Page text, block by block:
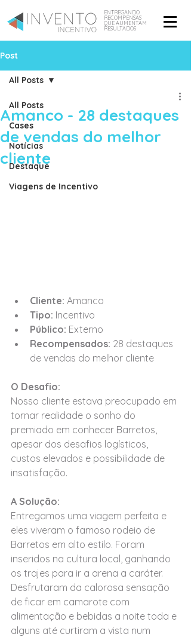
ENTREGANDO
RECOMPENSAS
QUE AUMENTAM
RESULTADOS
Post
All Posts
Cases
Notícias
Destaque
Viagens de Incentivo
All Posts
Amanco - 28 destaques
de vendas do melhor
cliente
Cliente: Amanco
Tipo: Incentivo
Público: Externo
Recompensados: 28 destaques
de vendas do melhor cliente
O Desafio:
Nosso cliente estava preocupado em
tornar realidade o sonho do
premiado em conhecer Barretos,
apesar dos desafios logísticos,
custos elevados e possibilidade de
insatisfação.
A Solução:
Entregamos uma viagem perfeita e
eles viveram o famoso rodeio de
Barretos em alto estilo. Foram
inseridos na cultura local, ganhando
os trajes para ir a arena a caráter.
Desfrutaram da calorosa sensação
de ficar em camarote com
alimentação e bebidas a noite toda e
alguns até curtiram a vista num